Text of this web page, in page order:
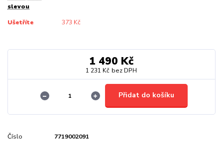
slevou
Ušetříte 373 Kč
1 490 Kč
1 231 Kč bez DPH
Přidat do košíku
Číslo
7719002091